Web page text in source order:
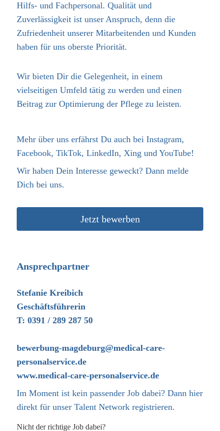
Hilfs- und Fachpersonal. Qualität und
Zuverlässigkeit ist unser Anspruch, denn die
Zufriedenheit unserer Mitarbeitenden und Kunden
haben für uns oberste Priorität.
Wir bieten Dir die Gelegenheit, in einem
vielseitigen Umfeld tätig zu werden und einen
Beitrag zur Optimierung der Pflege zu leisten.
Mehr über uns erfährst Du auch bei Instagram,
Facebook, TikTok, LinkedIn, Xing und YouTube!
Wir haben Dein Interesse geweckt? Dann melde
Dich bei uns.
Jetzt bewerben
Ansprechpartner
Stefanie Kreibich
Geschäftsführerin
T: 0391 / 289 287 50
bewerbung-magdeburg@medical-care-
personalservice.de
www.medical-care-personalservice.de
Im Moment ist kein passender Job dabei? Dann hier
direkt für unser Talent Network registrieren.
Nicht der richtige Job dabei?